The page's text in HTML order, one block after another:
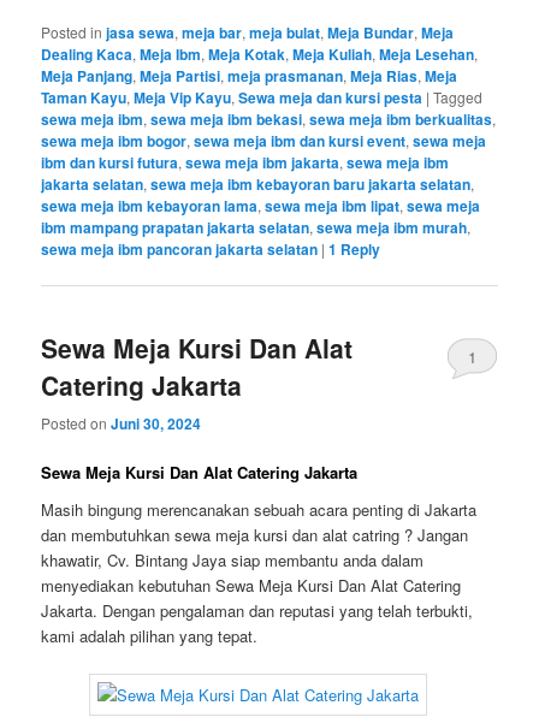
Posted in jasa sewa,meja bar,meja bulat,Meja Bundar,Meja
Dealing Kaca,Meja Ibm,Meja Kotak,Meja Kuliah,Meja Lesehan,
Meja Panjang,Meja Partisi,meja prasmanan,Meja Rias,Meja
Taman Kayu,Meja Vip Kayu,Sewa meja dan kursi pesta |Tagged
sewa meja ibm,sewa meja ibm bekasi,sewa meja ibm berkualitas,
sewa meja ibm bogor,sewa meja ibm dan kursi event,sewa meja
ibm dan kursi futura,sewa meja ibm jakarta,sewa meja ibm
jakarta selatan,sewa meja ibm kebayoran baru jakarta selatan,
sewa meja ibm kebayoran lama,sewa meja ibm lipat,sewa meja
ibm mampang prapatan jakarta selatan,sewa meja ibm murah,
sewa meja ibm pancoran jakarta selatan |1 Reply
Sewa Meja Kursi Dan Alat
Catering Jakarta
Posted onJuni 30, 2024
1
Sewa Meja Kursi Dan Alat Catering Jakarta
Masih bingung merencanakan sebuah acara penting di Jakarta
dan membutuhkan sewa meja kursi dan alat catring ? Jangan
khawatir, Cv. Bintang Jaya siap membantu anda dalam
menyediakan kebutuhan Sewa Meja Kursi Dan Alat Catering
Jakarta. Dengan pengalaman dan reputasi yang telah terbukti,
kami adalah pilihan yang tepat.